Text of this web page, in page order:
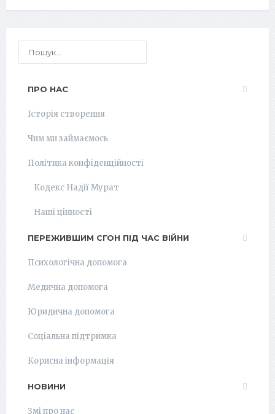
ПРО НАС
Історія створення
Чим ми займаємось
Політика конфіденційності
Кодекс Надії Мурат
Наші цінності
ПЕРЕЖИВШИМ СГОН ПІД ЧАС ВІЙНИ
Психологічна допомога
Медична допомога
Юридична допомога
Соціальна підтримка
Корисна інформація
НОВИНИ
Змі про нас